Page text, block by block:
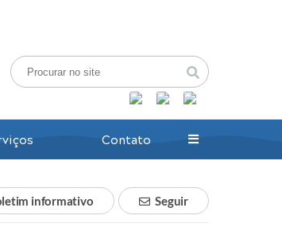
Contato
Seguir
informativo